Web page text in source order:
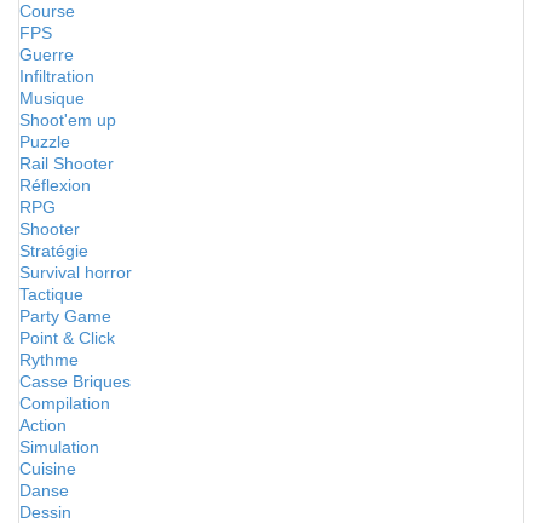
Course
FPS
Guerre
Infiltration
Musique
Shoot'em up
Puzzle
Rail Shooter
Réflexion
RPG
Shooter
Stratégie
Survival horror
Tactique
Party Game
Point & Click
Rythme
Casse Briques
Compilation
Action
Simulation
Cuisine
Danse
Dessin